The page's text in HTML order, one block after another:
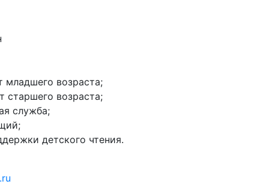
младшего возраста;
старшего возраста;
служба;
детского чтения.